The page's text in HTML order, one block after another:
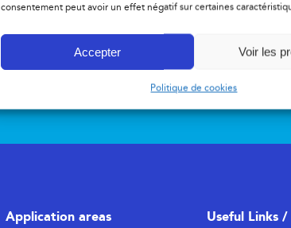
consentement peut avoir un effet négatif sur certaines
Accepter Voir les
Politique de cookies
Application areas Useful Links